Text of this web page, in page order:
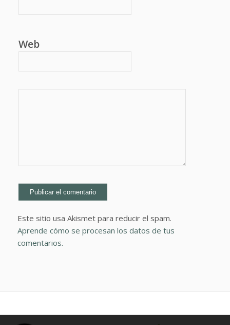
Web
Este sitio usa Akismet para reducir el spam.
Aprende cómo se procesan los datos de tus
comentarios.